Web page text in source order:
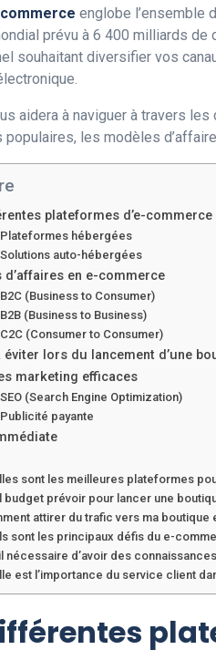
englobe l’ensemble
prévu à 6 400 milliards
souhaitant diversifier vos
aidera à naviguer à travers
les modèles
plateformes d’e-commerce
Plateformes hébergées
Solutions auto-hébergées
d’affaires en e-commerce
B2C (Business to Consumer)
B2B (Business to Business)
C2C (Consumer to Consumer)
éviter lors du lancement d’une
marketing efficaces
SEO (Search Engine Optimization)
Publicité payante
sont les meilleures plateformes
budget prévoir pour lancer une
attirer du trafic vers ma boutique
sont les principaux défis du e-
nécessaire d’avoir des
est l’importance du service client